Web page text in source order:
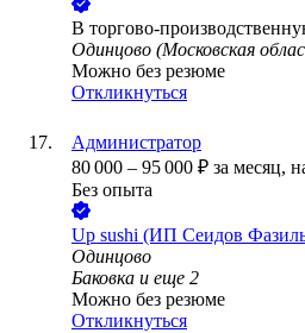
В торгово-
Одинцово (Московская
Можно без резюме
Откликнуться
Администратор
80 000 – 95 000 ₽ за месяц,
Без опыта
Up sushi (ИП Сеидов
Одинцово
Баковка и еще 2
Можно без резюме
Откликнуться